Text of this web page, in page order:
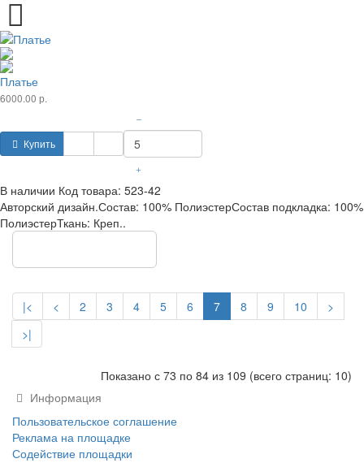
Платье
6000.00 р.
Купить
–
+
В наличии Код товара: 523-42
Авторский дизайн.Состав: 100% ПолиэстерСостав подкладка: 100%
ПолиэстерТкань: Креп..
|< < 2 3 4 5 6 7 8 9 10
>
>|
Показано с 73 по 84 из 109 (всего страниц: 10)
Информация
Пользовательское соглашение
Реклама на площадке
Содействие площадки